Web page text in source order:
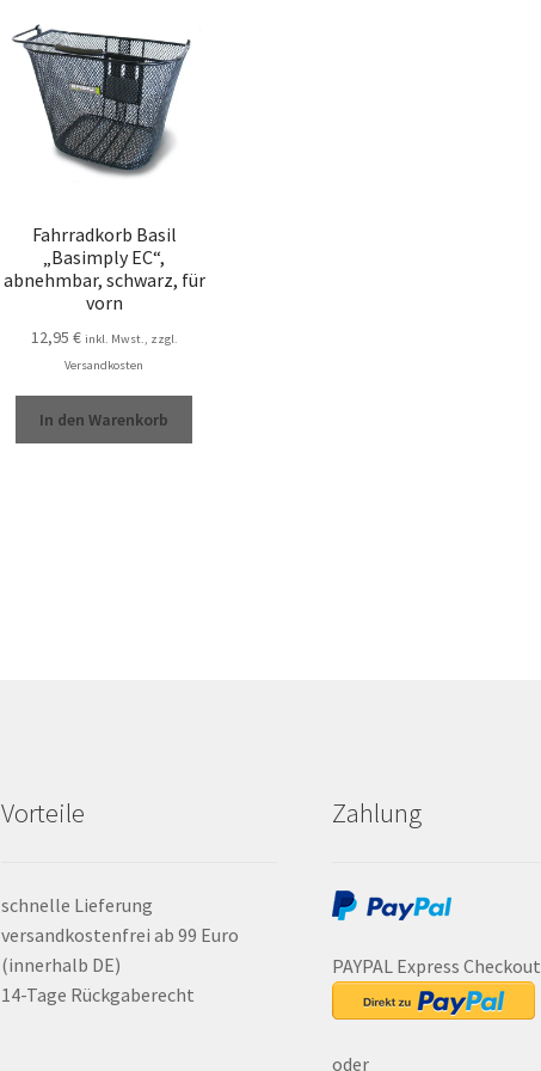
Fahrradkorb Basil
„Basimply EC“,
abnehmbar, schwarz, für
vorn
12,95 € inkl. Mwst., zzgl.
Versandkosten
In den Warenkorb
Vorteile
schnelle Lieferung
versandkostenfrei ab 99 Euro
(innerhalb DE)
14-Tage Rückgaberecht
Zahlung
PAYPAL Express Checkout
oder